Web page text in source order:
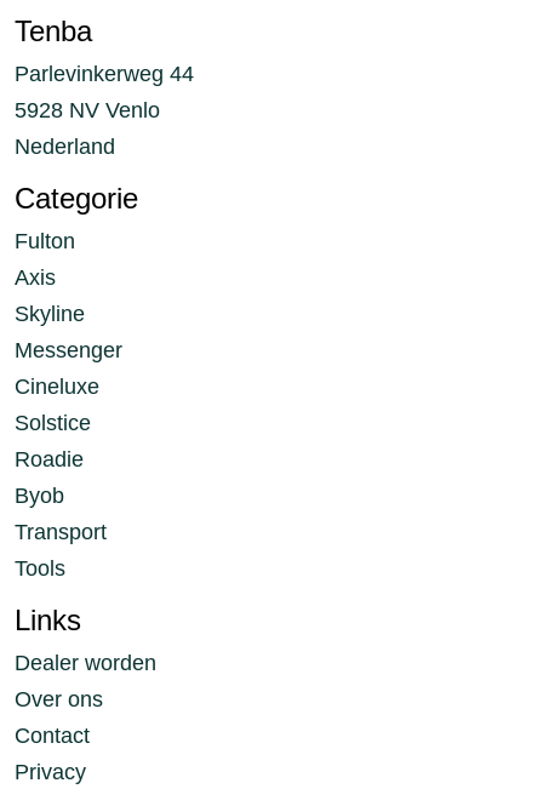
Tenba
Parlevinkerweg 44
5928 NV Venlo
Nederland
Categorie
Fulton
Axis
Skyline
Messenger
Cineluxe
Solstice
Roadie
Byob
Transport
Tools
Links
Dealer worden
Over ons
Contact
Privacy